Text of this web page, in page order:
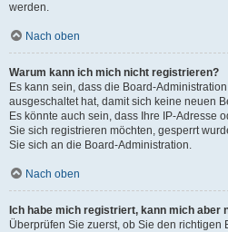
werden.
Nach oben
Warum kann ich mich nicht registrieren?
Es kann sein, dass die Board-
ausgeschaltet hat, damit sich keine neuen
Es könnte auch sein, dass Ihre IP-Adresse
Sie sich registrieren möchten, gesperrt
Sie sich an die Board-Administration.
Nach oben
Ich habe mich registriert, kann mich aber
Überprüfen Sie zuerst, ob Sie den richtigen